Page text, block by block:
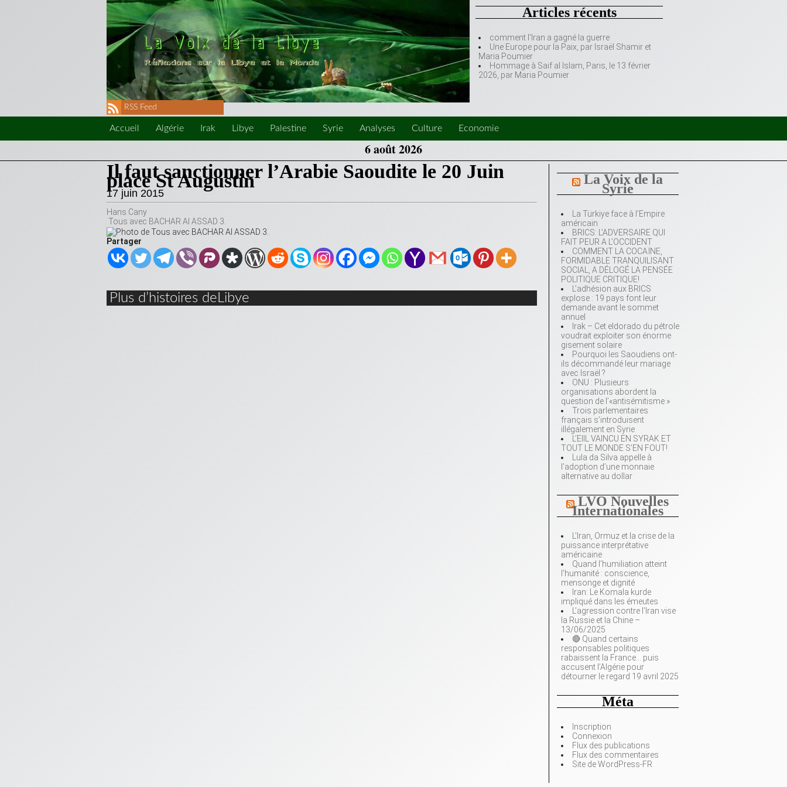
Articles récents
comment l’Iran a gagné la guerre
Une Europe pour la Paix, par Israël Shamir et
Maria Poumier
Hommage à Saif al Islam, Paris, le 13 février
2026, par Maria Poumier
RSS Feed
Accueil Algérie Irak Libye Palestine Syrie Analyses Culture Economie
6 août 2026
La Voix de la
Syrie
La Türkiye face à l’Empire
américain
BRICS: L’ADVERSAIRE QUI
FAIT PEUR A L’OCCIDENT
COMMENT LA COCAÏNE,
FORMIDABLE TRANQUILISANT
SOCIAL, A DÉLOGÉ LA PENSÉE
POLITIQUE CRITIQUE!
L’adhésion aux BRICS
explose : 19 pays font leur
demande avant le sommet
annuel
Irak – Cet eldorado du pétrole
voudrait exploiter son énorme
gisement solaire
Pourquoi les Saoudiens ont-
ils décommandé leur mariage
avec Israël ?
ONU : Plusieurs
organisations abordent la
question de l’«antisémitisme »
Trois parlementaires
français s’introduisent
illégalement en Syrie
L’EIIL VAINCU EN SYRAK ET
TOUT LE MONDE S’EN FOUT!
Lula da Silva appelle à
l’adoption d’une monnaie
alternative au dollar
LVO Nouvelles
Internationales
L’Iran, Ormuz et la crise de la
puissance interprétative
américaine
Quand l’humiliation atteint
l’humanité : conscience,
mensonge et dignité
Iran: Le Komala kurde
impliqué dans les émeutes
L’agression contre l’Iran vise
la Russie et la Chine –
13/06/2025
🔴 Quand certains
responsables politiques
rabaissent la France… puis
accusent l’Algérie pour
détourner le regard 19 avril 2025
Méta
Inscription
Connexion
Flux des publications
Flux des commentaires
Site de WordPress-FR
Il faut sanctionner l’Arabie Saoudite le 20 Juin
place St Augustin
17 juin 2015
Hans Cany
Tous avec BACHAR Al ASSAD 3.
Partager
Plus d’histoires deLibye